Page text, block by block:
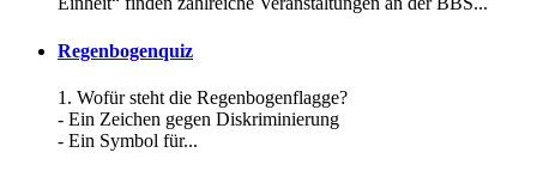
Regenbogenquiz
1. Wofür steht die Regenbogenflagge?
- Ein Zeichen gegen Diskriminierung
- Ein Symbol für...